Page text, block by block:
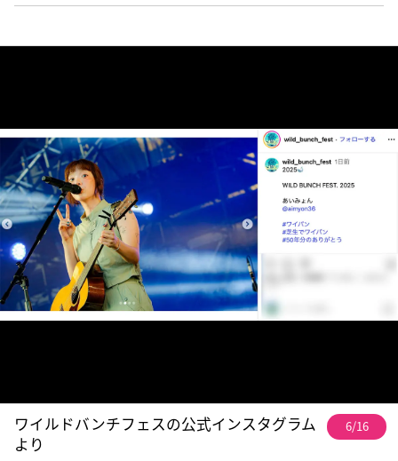
ワイルドバンチフェスの公式インスタグラム
より
6/16